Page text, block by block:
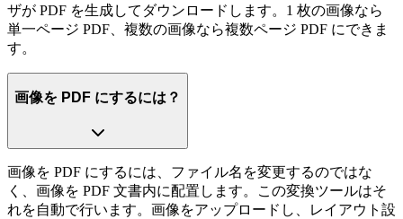
ザが PDF を生成してダウンロードします。1 枚の画像なら
単一ページ PDF、複数の画像なら複数ページ PDF にできま
す。
画像を PDF にするには？
画像を PDF にするには、ファイル名を変更するのではな
く、画像を PDF 文書内に配置します。この変換ツールはそ
れを自動で行います。画像をアップロードし、レイアウト設